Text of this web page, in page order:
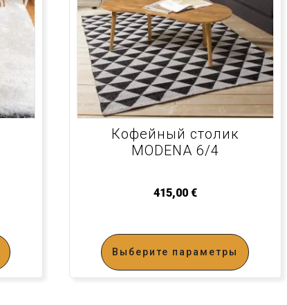
Кофейный столик
MODENA 6/4
415,00 €
Выберите параметры